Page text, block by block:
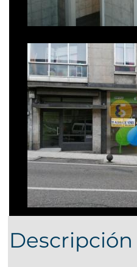
Descripción